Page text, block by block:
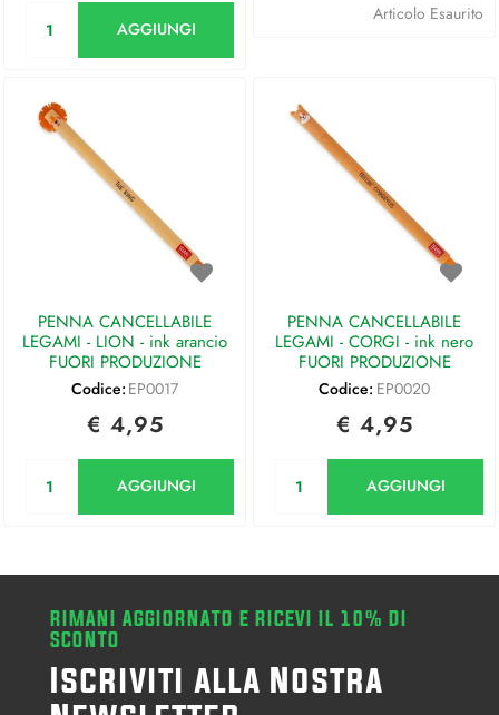
AGGIUNGI
Articolo Esaurito
PENNA CANCELLABILE
LEGAMI - LION - ink arancio
FUORI PRODUZIONE
Codice: EP0017
€ 4,95
AGGIUNGI
PENNA CANCELLABILE
LEGAMI - CORGI - ink nero
FUORI PRODUZIONE
Codice: EP0020
€ 4,95
AGGIUNGI
RIMANI AGGIORNATO E RICEVI IL 10% DI
SCONTO
Iscriviti alla Nostra